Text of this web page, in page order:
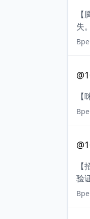
失。
验